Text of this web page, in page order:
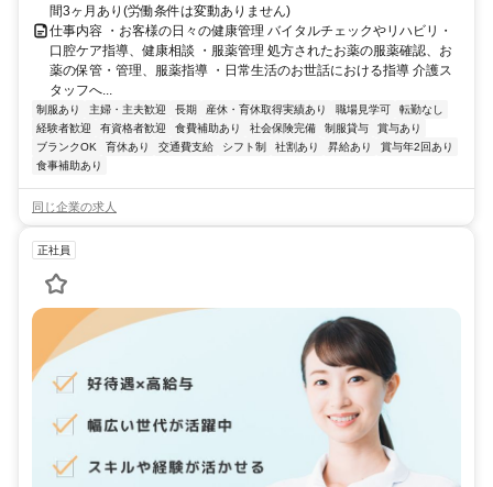
間3ヶ月あり(労働条件は変動ありません)
仕事内容 ・お客様の日々の健康管理 バイタルチェックやリハビリ・
口腔ケア指導、健康相談 ・服薬管理 処方されたお薬の服薬確認、お
薬の保管・管理、服薬指導 ・日常生活のお世話における指導 介護ス
タッフへ...
制服あり 主婦・主夫歓迎 長期 産休・育休取得実績あり 職場見学可
転勤なし
経験者歓迎
有資格者歓迎 食費補助あり 社会保険完備 制服貸与
賞与あり
ブランクOK
育休あり 交通費支給 シフト制 社割あり 昇給あり
賞与年2回あり
食事補助あり
同じ企業の求人
正社員